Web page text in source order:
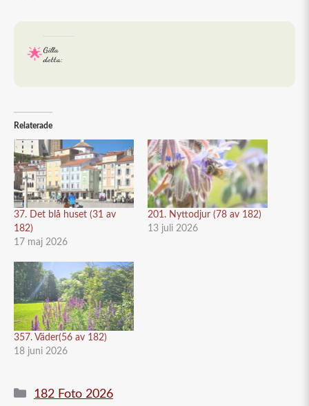
Gilla
detta:
Relaterade
37. Det blå huset (31 av
182)
17 maj 2026
201. Nyttodjur (78 av 182)
13 juli 2026
357. Väder(56 av 182)
18 juni 2026
Kategorier
182 Foto 2026